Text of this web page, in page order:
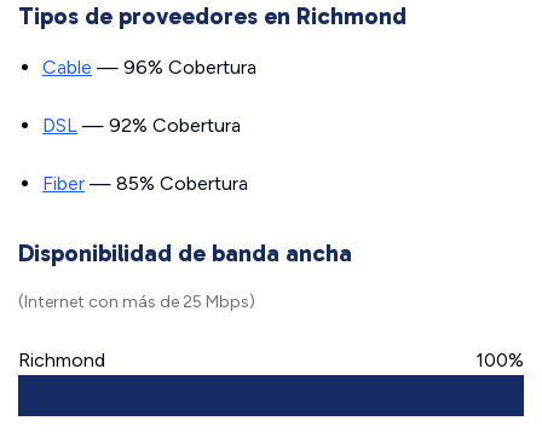
Tipos de proveedores en Richmond
Cable — 96% Cobertura
DSL — 92% Cobertura
Fiber — 85% Cobertura
Disponibilidad de banda ancha
(Internet con más de 25 Mbps)
Richmond 100%